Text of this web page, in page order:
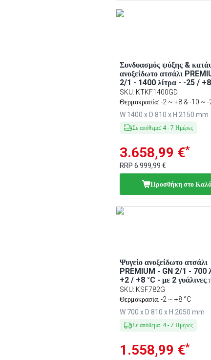
Συνδυασμός ψύξης &
ανοξείδωτο ατσάλι
2/1 - 1400 λίτρα - -25 /
2 πόρτες - Βεβιασμένης
κυκλοφορίας, Αυτόματη
LED, Ψηφιακός
SKU: KTKF1400GD
Θερμοκρασία: -2 ~ +8 & -10 ~ -
W 1400 x D 810 x H 2150 mm
Σε απόθεμα: 4- 7 Ημέρες
3.658,99 €*
RRP 6.999,99 €
Προσθήκη στο
Ψυγείο ανοξείδωτο ατσάλι
PREMIUM - GN 2/1 - 700
+2 / +8 °C - με 2 γυάλινες
Βεβιασμένης κυκλοφορίας,
Αυτόματη απόψυξη, LED
φωτισμός, Κλειδαριά, R290
SKU: KSF782G
Θερμοκρασία: -2 ~ +8 °C
W 700 x D 810 x H 2050 mm
Σε απόθεμα: 4- 7 Ημέρες
1.558,99 €*